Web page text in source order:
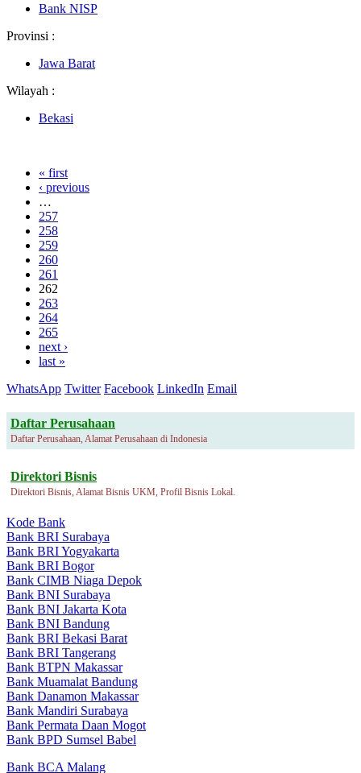
Bank NISP
Provinsi :
Jawa Barat
Wilayah :
Bekasi
« first
‹ previous
…
257
258
259
260
261
262
263
264
265
next ›
last »
WhatsApp Twitter Facebook LinkedIn Email
Daftar Perusahaan
Daftar Perusahaan, Alamat Perusahaan di Indonesia
Direktori Bisnis
Direktori Bisnis, Alamat Bisnis UKM, Profil Bisnis Lokal.
Kode Bank
Bank BRI Surabaya
Bank BRI Yogyakarta
Bank BRI Bogor
Bank CIMB Niaga Depok
Bank BNI Surabaya
Bank BNI Jakarta Kota
Bank BNI Bandung
Bank BRI Bekasi Barat
Bank BRI Tangerang
Bank BTPN Makassar
Bank Muamalat Bandung
Bank Danamon Makassar
Bank Mandiri Surabaya
Bank Permata Daan Mogot
Bank BPD Sumsel Babel
Bank BCA Malang